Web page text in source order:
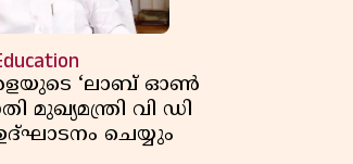
‘ലാബ് ഓൺ
മുഖ്യമന്ത്രി വി ഡി
ചെയ്യും